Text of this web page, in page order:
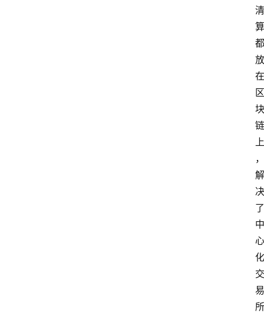
清
算
都
放
在
区
块
链
上
，
解
决
了
中
心
化
交
易
所